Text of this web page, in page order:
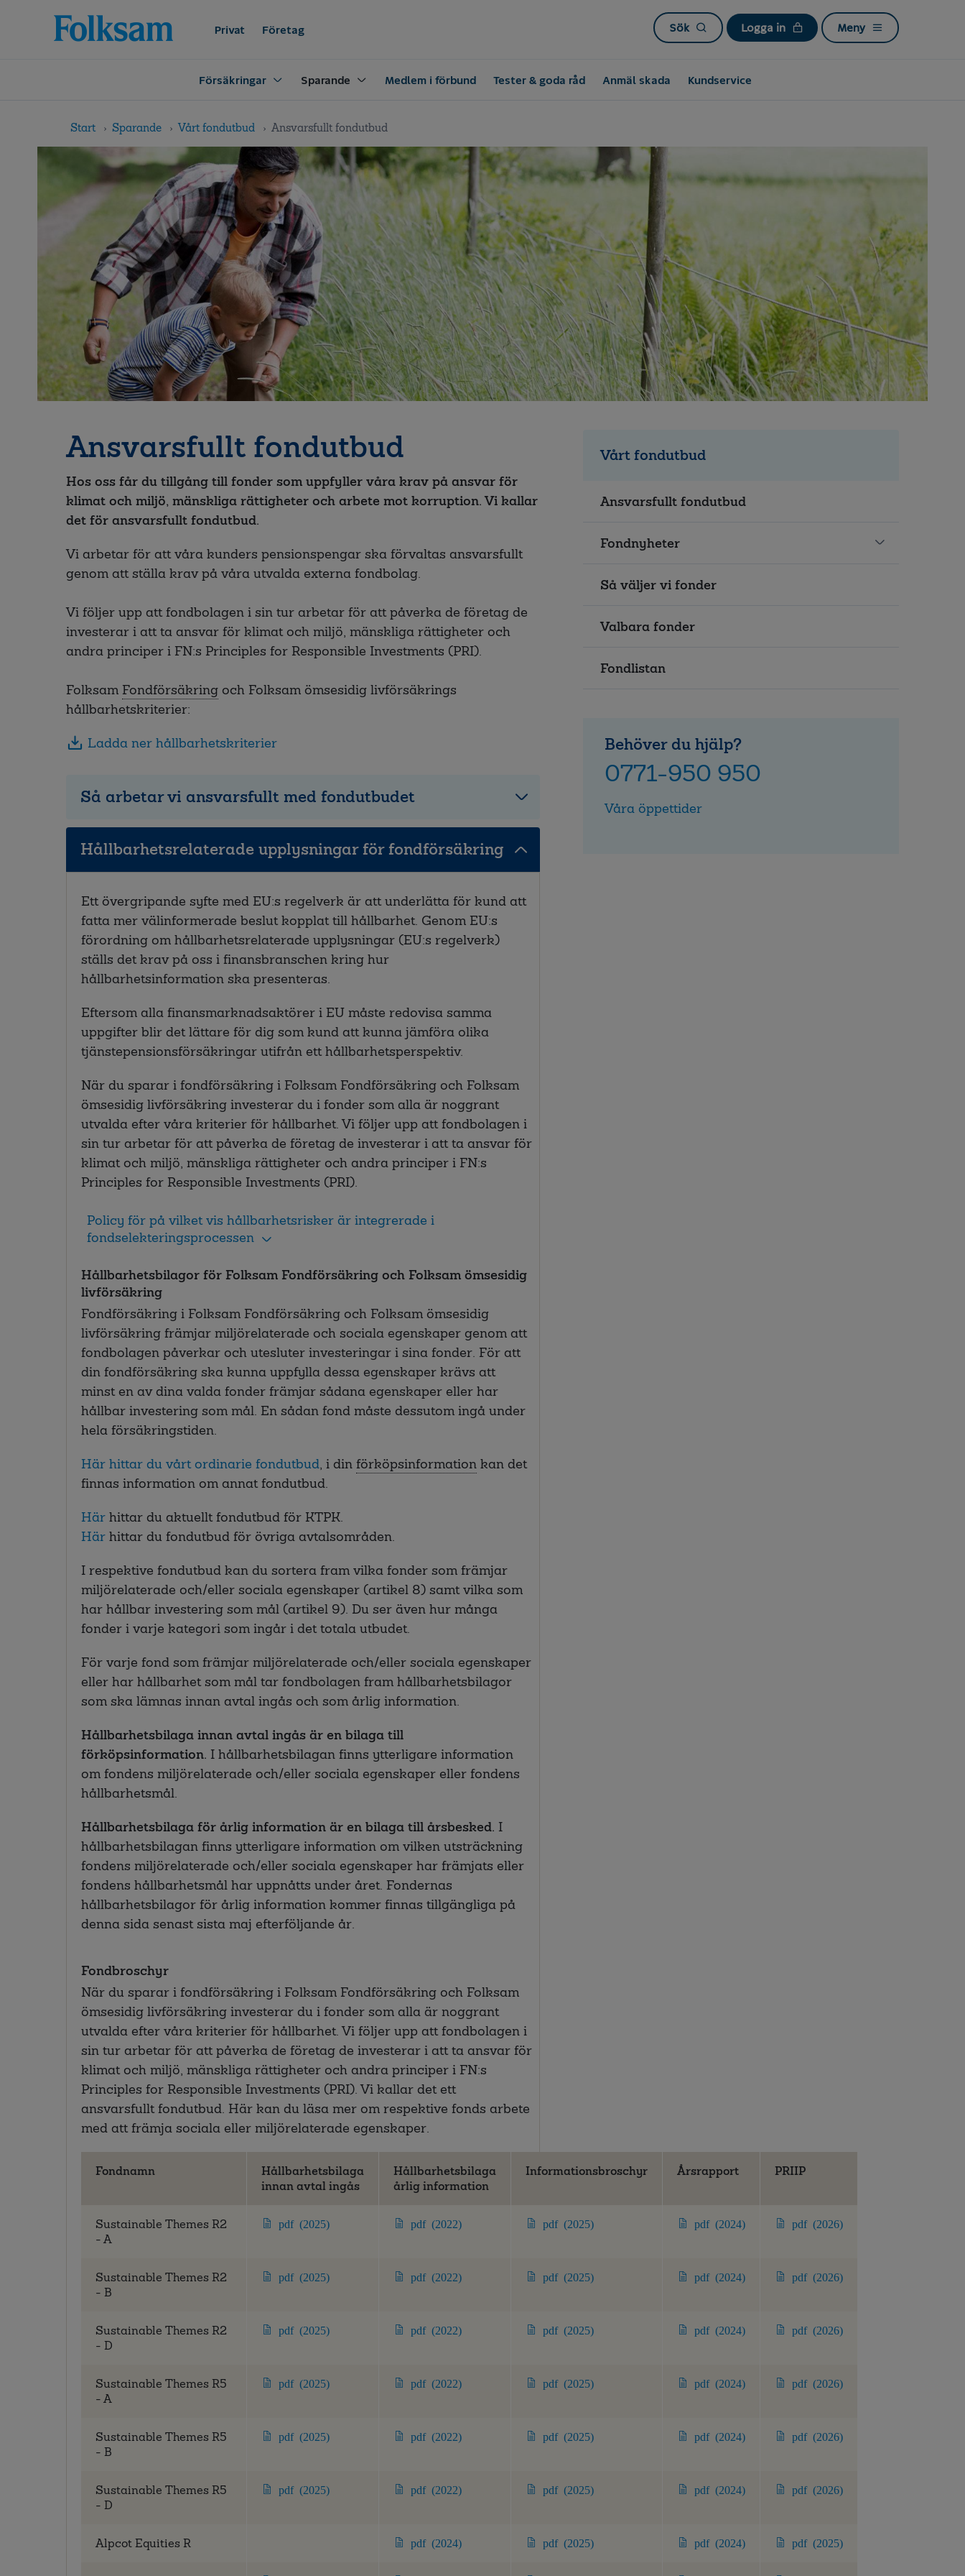
navigation
Privat Företag Sök Logga in Meny
Försäkringar Sparande Medlem i förbund Tester & goda råd Anmäl skada Kundservice
Start Sparande Vårt fondutbud Ansvarsfullt fondutbud
Ansvarsfullt fondutbud
Hos oss får du tillgång till fonder som uppfyller våra krav på ansvar för
klimat och miljö, mänskliga rättigheter och arbete mot korruption. Vi kallar
det för ansvarsfullt fondutbud.
Vi arbetar för att våra kunders pensionspengar ska förvaltas ansvarsfullt
genom att ställa krav på våra utvalda externa fondbolag.
Vi följer upp att fondbolagen i sin tur arbetar för att påverka de företag de
investerar i att ta ansvar för klimat och miljö, mänskliga rättigheter och
andra principer i FN:s Principles for Responsible Investments (PRI).
Folksam Fondförsäkring och Folksam ömsesidig livförsäkrings
hållbarhetskriterier:
Ladda ner hållbarhetskriterier
Så arbetar vi ansvarsfullt med fondutbudet
Hållbarhetsrelaterade upplysningar för fondförsäkring
Ett övergripande syfte med EU:s regelverk är att underlätta för kund att
fatta mer välinformerade beslut kopplat till hållbarhet. Genom EU:s
förordning om hållbarhetsrelaterade upplysningar (EU:s regelverk)
ställs det krav på oss i finansbranschen kring hur
hållbarhetsinformation ska presenteras.
Eftersom alla finansmarknadsaktörer i EU måste redovisa samma
uppgifter blir det lättare för dig som kund att kunna jämföra olika
tjänstepensionsförsäkringar utifrån ett hållbarhetsperspektiv.
När du sparar i fondförsäkring i Folksam Fondförsäkring och Folksam
ömsesidig livförsäkring investerar du i fonder som alla är noggrant
utvalda efter våra kriterier för hållbarhet. Vi följer upp att fondbolagen i
sin tur arbetar för att påverka de företag de investerar i att ta ansvar för
klimat och miljö, mänskliga rättigheter och andra principer i FN:s
Principles for Responsible Investments (PRI).
Policy för på vilket vis hållbarhetsrisker är integrerade i
fondselekteringsprocessen
Hållbarhetsbilagor för Folksam Fondförsäkring och Folksam ömsesidig
livförsäkring
Fondförsäkring i Folksam Fondförsäkring och Folksam ömsesidig
livförsäkring främjar miljörelaterade och sociala egenskaper genom att
fondbolagen påverkar och utesluter investeringar i sina fonder. För att
din fondförsäkring ska kunna uppfylla dessa egenskaper krävs att
minst en av dina valda fonder främjar sådana egenskaper eller har
hållbar investering som mål. En sådan fond måste dessutom ingå under
hela försäkringstiden.
Här hittar du vårt ordinarie fondutbud, i din förköpsinformation kan det
finnas information om annat fondutbud.
Här hittar du aktuellt fondutbud för KTPK.
Här hittar du fondutbud för övriga avtalsområden.
I respektive fondutbud kan du sortera fram vilka fonder som främjar
miljörelaterade och/eller sociala egenskaper (artikel 8) samt vilka som
har hållbar investering som mål (artikel 9). Du ser även hur många
fonder i varje kategori som ingår i det totala utbudet.
För varje fond som främjar miljörelaterade och/eller sociala egenskaper
eller har hållbarhet som mål tar fondbolagen fram hållbarhetsbilagor
som ska lämnas innan avtal ingås och som årlig information.
Hållbarhetsbilaga innan avtal ingås är en bilaga till
förköpsinformation. I hållbarhetsbilagan finns ytterligare information
om fondens miljörelaterade och/eller sociala egenskaper eller fondens
hållbarhetsmål.
Hållbarhetsbilaga för årlig information är en bilaga till årsbesked. I
hållbarhetsbilagan finns ytterligare information om vilken utsträckning
fondens miljörelaterade och/eller sociala egenskaper har främjats eller
fondens hållbarhetsmål har uppnåtts under året. Fondernas
hållbarhetsbilagor för årlig information kommer finnas tillgängliga på
denna sida senast sista maj efterföljande år.
Fondbroschyr
När du sparar i fondförsäkring i Folksam Fondförsäkring och Folksam
ömsesidig livförsäkring investerar du i fonder som alla är noggrant
utvalda efter våra kriterier för hållbarhet. Vi följer upp att fondbolagen i
sin tur arbetar för att påverka de företag de investerar i att ta ansvar för
klimat och miljö, mänskliga rättigheter och andra principer i FN:s
Principles for Responsible Investments (PRI). Vi kallar det ett
ansvarsfullt fondutbud. Här kan du läsa mer om respektive fonds arbete
med att främja sociala eller miljörelaterade egenskaper.
Fondnamn
Hållbarhetsbilaga
innan avtal ingås
Hållbarhetsbilaga
årlig information
Informationsbroschyr Årsrapport PRIIP
Sustainable Themes R2
- A
pdf (2025) pdf (2022) pdf (2025) pdf (2024) pdf (2026)
Sustainable Themes R2
- B
pdf (2025) pdf (2022) pdf (2025) pdf (2024) pdf (2026)
Sustainable Themes R2
- D
pdf (2025) pdf (2022) pdf (2025) pdf (2024) pdf (2026)
Sustainable Themes R5
- A
pdf (2025) pdf (2022) pdf (2025) pdf (2024) pdf (2026)
Sustainable Themes R5
- B
pdf (2025) pdf (2022) pdf (2025) pdf (2024) pdf (2026)
Sustainable Themes R5
- D
pdf (2025) pdf (2022) pdf (2025) pdf (2024) pdf (2026)
Alpcot Equities R pdf (2024) pdf (2025) pdf (2024) pdf (2025)
Vårt fondutbud
Ansvarsfullt fondutbud
Fondnyheter
Så väljer vi fonder
Valbara fonder
Fondlistan
Behöver du hjälp?
0771-950 950
Våra öppettider